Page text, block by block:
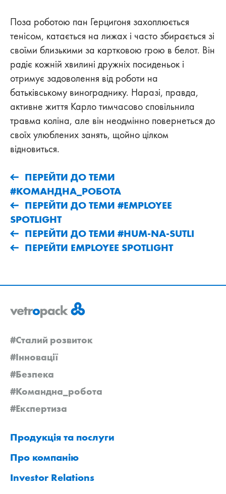
Поза роботою пан Герцигоня захоплюється
тенісом, катається на лижах і часто збирається зі
своїми близькими за картковою грою в белот. Він
радіє кожній хвилині дружніх посиденьок і
отримує задоволення від роботи на
батьківському винограднику. Наразі, правда,
активне життя Карло тимчасово сповільнила
травма коліна, але він неодмінно повернеться до
своїх улюблених занять, щойно цілком
відновиться.
ПЕРЕЙТИ ДО ТЕМИ
#КОМАНДНА_РОБОТА
ПЕРЕЙТИ ДО ТЕМИ #EMPLOYEE
SPOTLIGHT
ПЕРЕЙТИ ДО ТЕМИ #HUM-NA-SUTLI
ПЕРЕЙТИ EMPLOYEE SPOTLIGHT
#Сталий розвиток
#Інновації
#Безпека
#Командна_робота
#Експертиза
Продукція та послуги
Про компанію
Investor Relations